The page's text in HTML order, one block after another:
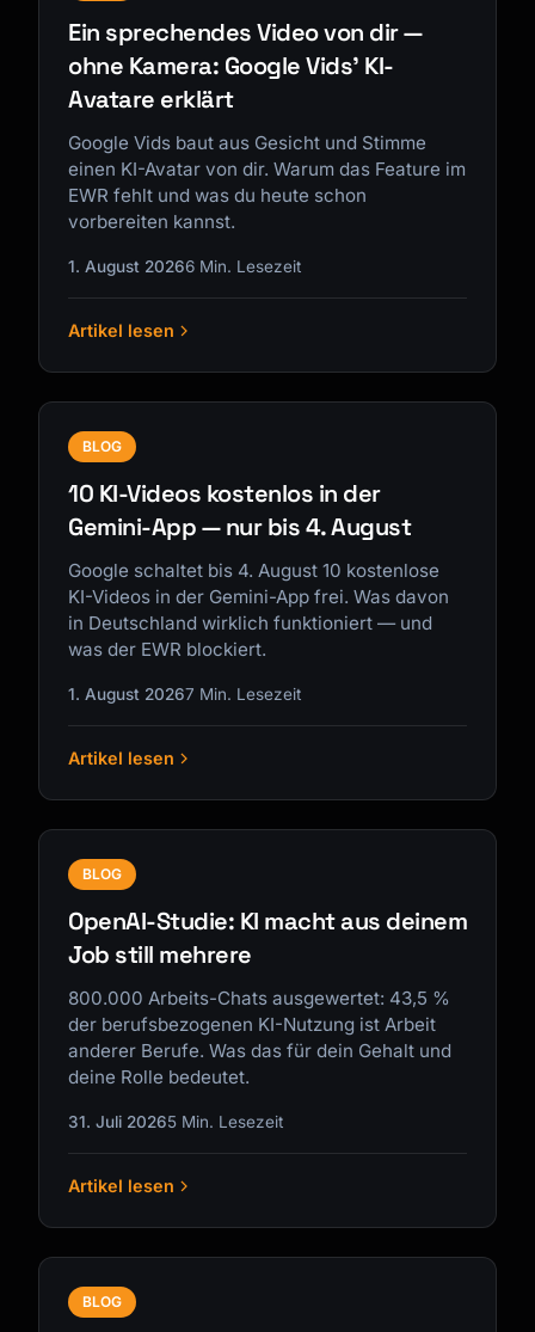
Ein sprechendes Video von dir —
ohne Kamera: Google Vids' KI-
Avatare erklärt
Google Vids baut aus Gesicht und Stimme
einen KI-Avatar von dir. Warum das Feature im
EWR fehlt und was du heute schon
vorbereiten kannst.
1. August 20266 Min. Lesezeit
Artikel lesen
BLOG
10 KI-Videos kostenlos in der
Gemini-App — nur bis 4. August
Google schaltet bis 4. August 10 kostenlose
KI-Videos in der Gemini-App frei. Was davon
in Deutschland wirklich funktioniert — und
was der EWR blockiert.
1. August 20267 Min. Lesezeit
Artikel lesen
BLOG
OpenAI-Studie: KI macht aus deinem
Job still mehrere
800.000 Arbeits-Chats ausgewertet: 43,5 %
der berufsbezogenen KI-Nutzung ist Arbeit
anderer Berufe. Was das für dein Gehalt und
deine Rolle bedeutet.
31. Juli 20265 Min. Lesezeit
Artikel lesen
BLOG